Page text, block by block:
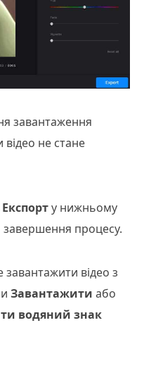
завантаження
відео не стане
Експорту нижньому
завершення процесу.
відео з
Завантажити або
водяний знак